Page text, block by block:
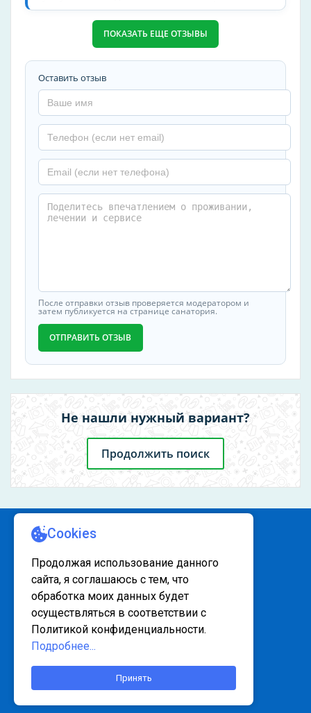
ПОКАЗАТЬ ЕЩЕ ОТЗЫВЫ
Оставить отзыв
После отправки отзыв проверяется модератором и
затем публикуется на странице санатория.
ОТПРАВИТЬ ОТЗЫВ
Не нашли нужный вариант?
Продолжить поиск
Этот объект пользуется спросом! За
раза
КАРТА САЙТА 1 КАРТА САЙТА 2
© 2020 - 2026, www.sanatorsk.ru
Контакты
info@sanatorsk.ru